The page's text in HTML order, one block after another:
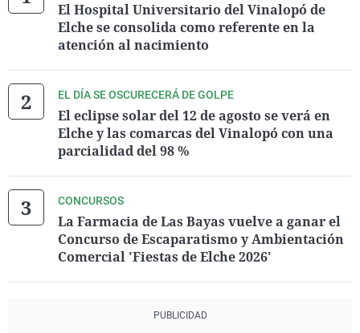
El Hospital Universitario del Vinalopó de
Elche se consolida como referente en la
atención al nacimiento
EL DÍA SE OSCURECERÁ DE GOLPE
El eclipse solar del 12 de agosto se verá en
Elche y las comarcas del Vinalopó con una
parcialidad del 98 %
CONCURSOS
La Farmacia de Las Bayas vuelve a ganar el
Concurso de Escaparatismo y Ambientación
Comercial 'Fiestas de Elche 2026'